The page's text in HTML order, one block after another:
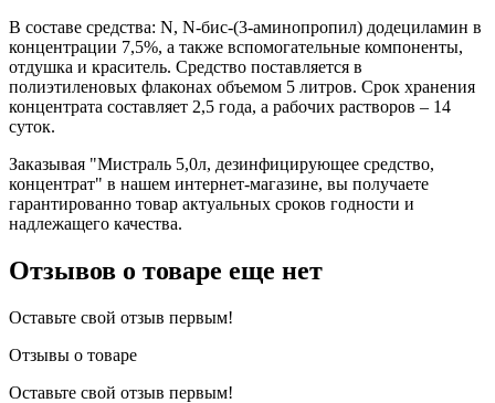
В составе средства: N, N-бис-(3-аминопропил) додециламин в
концентрации 7,5%, а также вспомогательные компоненты,
отдушка и краситель. Средство поставляется в
полиэтиленовых флаконах объемом 5 литров. Срок хранения
концентрата составляет 2,5 года, а рабочих растворов – 14
суток.
Заказывая "Мистраль 5,0л, дезинфицирующее средство,
концентрат" в нашем интернет-магазине, вы получаете
гарантированно товар актуальных сроков годности и
надлежащего качества.
Отзывов о товаре еще нет
Оставьте свой отзыв первым!
Отзывы о товаре
Оставьте свой отзыв первым!